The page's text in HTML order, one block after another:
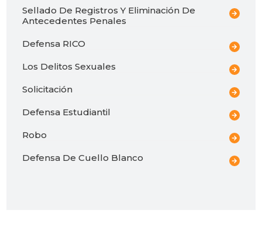
Sellado De Registros Y Eliminación De
Antecedentes Penales
Defensa RICO
Los Delitos Sexuales
Solicitación
Defensa Estudiantil
Robo
Defensa De Cuello Blanco